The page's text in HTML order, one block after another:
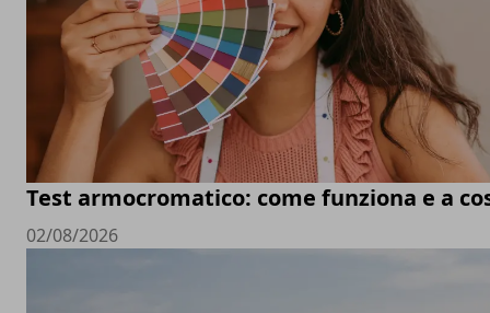
Test armocromatico: come funziona e a
02/08/2026